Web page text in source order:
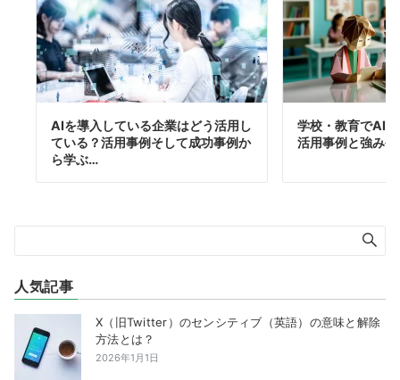
AIを導入している企業はどう活用し
ている？活用事例そして成功事例か
ら学ぶ…
学校・教育でAI
活用事例と強み
人気記事
X（旧Twitter）のセンシティブ（英語）の意味と解除
方法とは？
2026年1月1日